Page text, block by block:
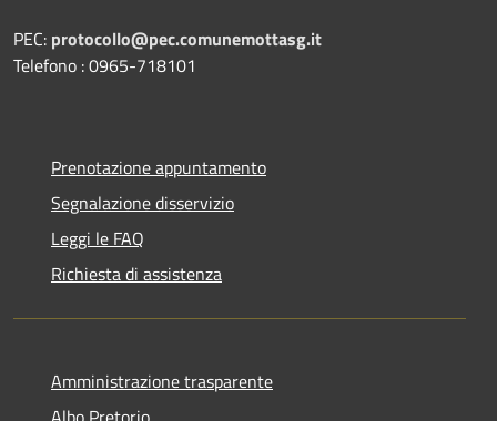
PEC: protocollo@pec.comunemottasg.it
Telefono : 0965-718101
Prenotazione appuntamento
Segnalazione disservizio
Leggi le FAQ
Richiesta di assistenza
Amministrazione trasparente